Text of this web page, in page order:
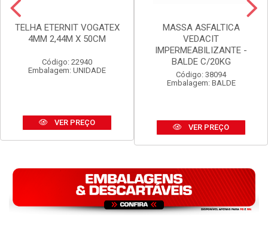
TELHA ETERNIT VOGATEX
4MM 2,44M X 50CM
Código: 22940
Embalagem: UNIDADE
VER PREÇO
MASSA ASFALTICA
VEDACIT
IMPERMEABILIZANTE -
BALDE C/20KG
Código: 38094
Embalagem: BALDE
VER PREÇO